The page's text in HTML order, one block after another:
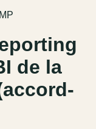
de la